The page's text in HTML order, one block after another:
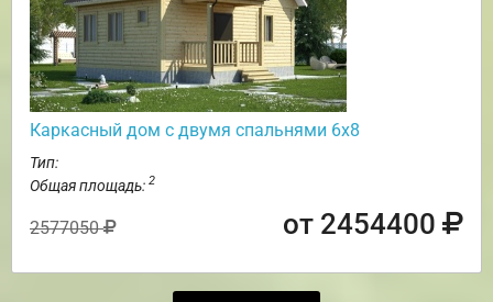
Каркасный дом с двумя спальнями 6х8
Тип:
Общая площадь: 2
2577050 от 2454400